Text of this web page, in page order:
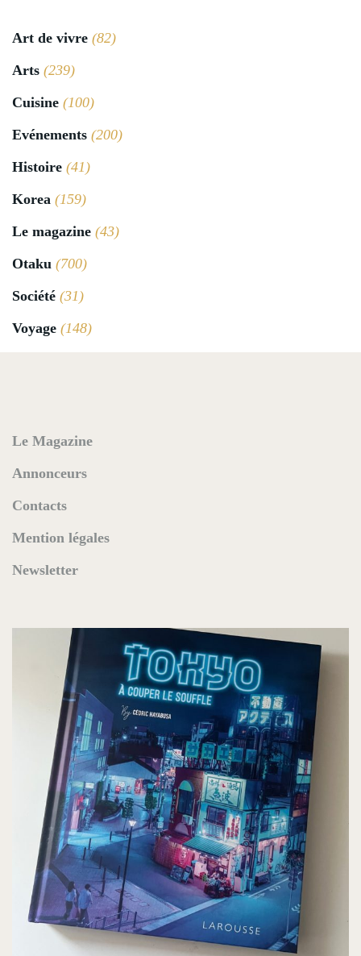
Art de vivre (82)
Arts (239)
Cuisine (100)
Evénements (200)
Histoire (41)
Korea (159)
Le magazine (43)
Otaku (700)
Société (31)
Voyage (148)
Le Magazine
Annonceurs
Contacts
Mention légales
Newsletter